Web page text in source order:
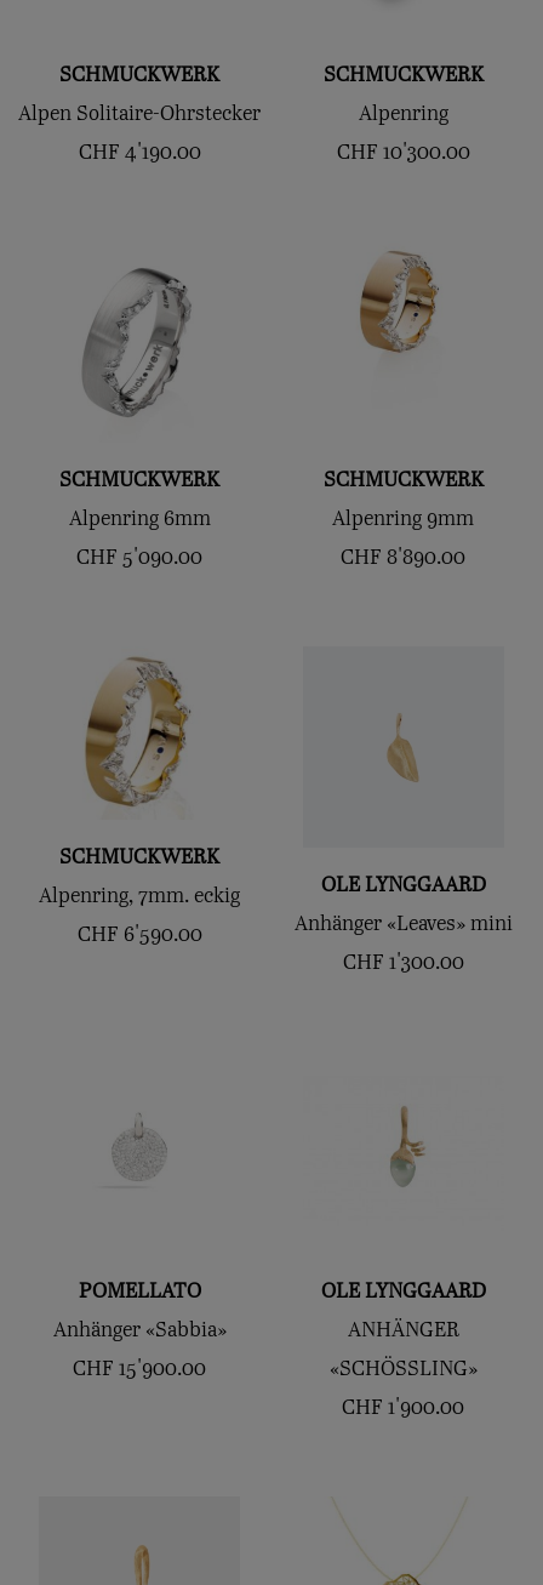
SCHMUCKWERK
Alpen Solitaire-Ohrstecker
CHF 4'190.00
SCHMUCKWERK
Alpenring
CHF 10'300.00
SCHMUCKWERK
Alpenring 6mm
CHF 5'090.00
SCHMUCKWERK
Alpenring 9mm
CHF 8'890.00
SCHMUCKWERK
Alpenring, 7mm. eckig
CHF 6'590.00
OLE LYNGGAARD
Anhänger «Leaves» mini
CHF 1'300.00
POMELLATO
Anhänger «Sabbia»
CHF 15'900.00
OLE LYNGGAARD
ANHÄNGER
«SCHÖSSLING»
CHF 1'900.00